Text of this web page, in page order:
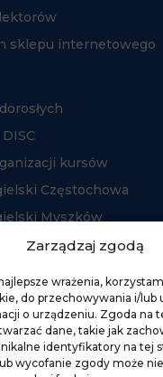
Zarządzaj zgodą
wrażenia,
do przechowywania i/lub
o urządzeniu. Zgoda na
dane, takie jak
identyfikatory na tej
wycofanie zgody może
sklepu internetowego
kursów
Częstochowa
Myszków
Kłobuck